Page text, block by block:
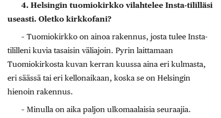
4. Helsingin tuomiokirkko vilahtelee Insta-tililläsi
useasti. Oletko kirkkofani?
– Tuomiokirkko on ainoa rakennus, josta tulee Insta-
tililleni kuvia tasaisin väliajoin. Pyrin laittamaan
Tuomiokirkosta kuvan kerran kuussa aina eri kulmasta,
eri säässä tai eri kellonaikaan, koska se on Helsingin
hienoin rakennus.
– Minulla on aika paljon ulkomaalaisia seuraajia.